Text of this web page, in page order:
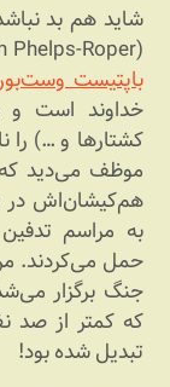
شاید هم بد
(Megan Phelps-Roper) را بخوانید. او که از اعضای
باپتیست
خداوند است و
کشتارها و …)
موظف می‌دید که
هم‌کیشان‌اش در
به مراسم
حمل می‌کردند.
جنگ برگزار
که کمتر از صد
تبدیل شده بود!